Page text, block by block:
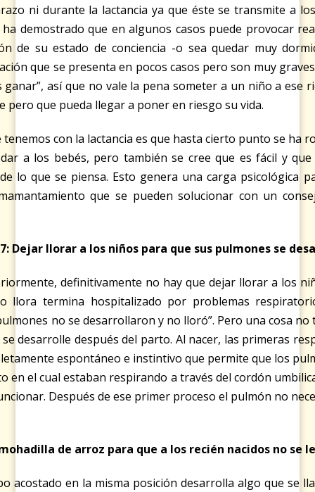
ni durante la lactancia ya que éste se transmite a
demostrado que en algunos casos puede provocar
de su estado de conciencia -o sea quedar muy
que se presenta en pocos casos pero son muy
así que no vale la pena someter a un niño a ese
pero que pueda llegar a poner en riesgo su vida.
con la lactancia es que hasta cierto punto se ha
a los bebés, pero también se cree que es fácil y
lo que se piensa. Esto genera una carga psicológica
que se pueden solucionar con un
Dejar llorar a los niños para que sus pulmones se
definitivamente no hay que dejar llorar a los
llora termina hospitalizado por problemas
no se desarrollaron y no lloró”. Pero una cosa
desarrolle después del parto. Al nacer, las primeras
espontáneo e instintivo que permite que los
en el cual estaban respirando a través del cordón
Después de ese primer proceso el pulmón no
de arroz para que a los recién nacidos no se
acostado en la misma posición desarrolla algo que se